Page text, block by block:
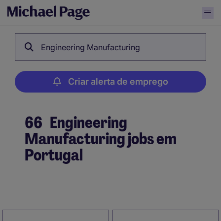
Engineering Manufacturing
Criar alerta de emprego
66 Engineering
Manufacturing jobs em
Portugal